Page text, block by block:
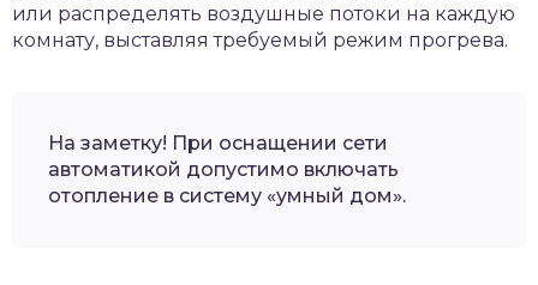
или распределять воздушные потоки на каждую
комнату, выставляя требуемый режим прогрева.
На заметку! При оснащении сети
автоматикой допустимо включать
отопление в систему «умный дом».